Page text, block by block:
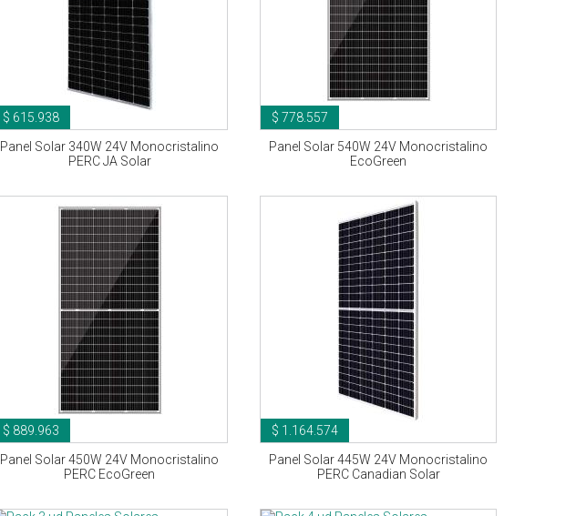
$ 615.938
Panel Solar 340W 24V Monocristalino
PERC JA Solar
$ 778.557
Panel Solar 540W 24V Monocristalino
EcoGreen
$ 889.963
Panel Solar 450W 24V Monocristalino
PERC EcoGreen
$ 1.164.574
Panel Solar 445W 24V Monocristalino
PERC Canadian Solar